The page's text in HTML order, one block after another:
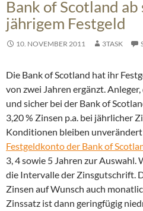
Bank of Scotland
jährigem Festgeld
10. NOVEMBER 2011 3TASK
Die Bank of Scotland hat ihr
von zwei Jahren ergänzt.
und sicher bei der Bank of
3,20 % Zinsen p.a. bei jährlicher
Konditionen bleiben
Festgeldkonto der Bank of
3, 4 sowie 5 Jahren zur Auswahl.
die Intervalle der Zinsgutschrift.
Zinsen auf Wunsch auch
Zinssatz ist dann geringfügig